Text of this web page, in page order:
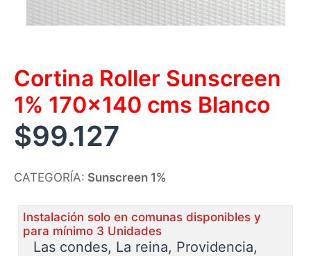
Cortina Roller Sunscreen
1% 170×140 cms Blanco
$99.127
CATEGORÍA: Sunscreen 1%
Instalación solo en comunas disponibles y
para mínimo 3 Unidades
Las condes, La reina, Providencia,